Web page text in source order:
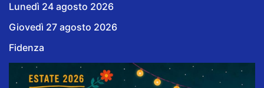
Lunedì 24 agosto 2026
Giovedì 27 agosto 2026
Fidenza